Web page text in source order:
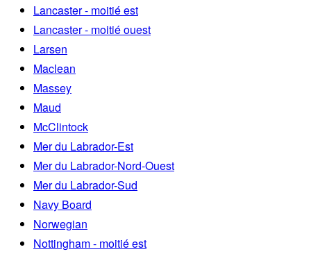
Lancaster - moitié est
Lancaster - moitié ouest
Larsen
Maclean
Massey
Maud
McClintock
Mer du Labrador-Est
Mer du Labrador-Nord-Ouest
Mer du Labrador-Sud
Navy Board
Norwegian
Nottingham - moitié est